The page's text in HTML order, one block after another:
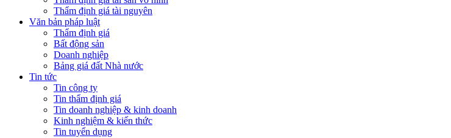
Thẩm định giá tài nguyên
Văn bản pháp luật
Thẩm định giá
Bất động sản
Doanh nghiệp
Bảng giá đất Nhà nước
Tin tức
Tin công ty
Tin thẩm định giá
Tin doanh nghiệp & kinh doanh
Kinh nghiệm & kiến thức
Tin tuyển dụng